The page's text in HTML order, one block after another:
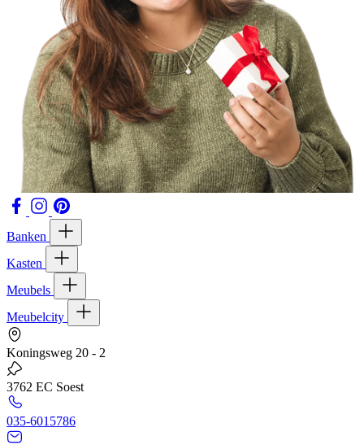
Banken
Kasten
Meubels
Meubelcity
Koningsweg 20 - 2
3762 EC Soest
035-6015786